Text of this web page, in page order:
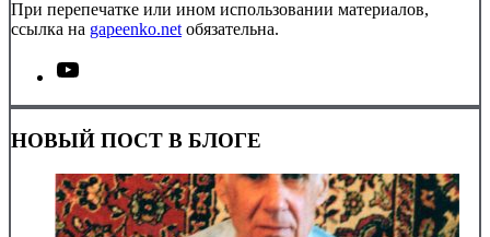
При перепечатке или ином использовании материалов,
ссылка на gapeenko.net обязательна.
НОВЫЙ ПОСТ В БЛОГЕ